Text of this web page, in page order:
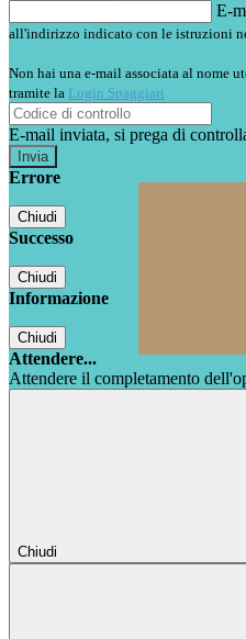
E-
all'indirizzo indicato con le istruzioni
Non hai una e-mail associata al nome
tramite la Login Spaggiari
E-mail inviata, si prega di
Errore
Chiudi
Successo
Chiudi
Informazione
Chiudi
Attendere...
Attendere il completamento
Chiudi